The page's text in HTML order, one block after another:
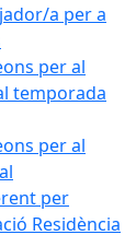
a per a
per al
temporada
per al
per
Residència